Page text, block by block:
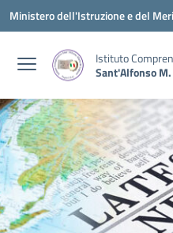
Vai ai contenuti
Vai al menu di navigazione
Vai al footer
Ministero dell'Istruzione e del
Istituto
Sant'Alfonso